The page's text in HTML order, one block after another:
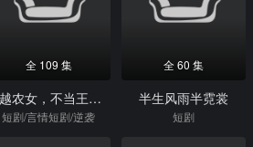
全 109 集
穿越农女，不当王妃只搞钱
短剧/言情短剧/逆袭
全 60 集
半生风雨半霓裳
短剧